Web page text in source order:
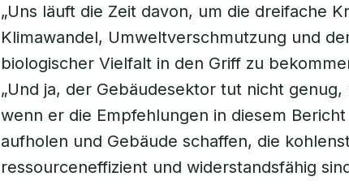
„Uns läuft die Zeit davon, um die dreifache
Klimawandel, Umweltverschmutzung und
biologischer Vielfalt in den Griff zu
„Und ja, der Gebäudesektor tut nicht
wenn er die Empfehlungen in diesem
aufholen und Gebäude schaffen, die
ressourceneffizient und widerstandsfähig